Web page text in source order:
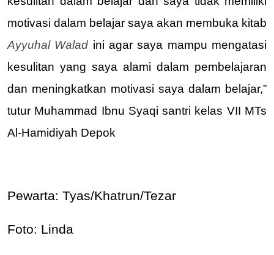
Ayyuhal Walad ini agar saya mampu mengatasi
kesulitan yang saya alami dalam pembelajaran
dan meningkatkan motivasi saya dalam belajar,”
tutur Muhammad Ibnu Syaqi santri kelas VII MTs
Al-Hamidiyah Depok
Pewarta: Tyas/Khatrun/Tezar
Foto: Linda